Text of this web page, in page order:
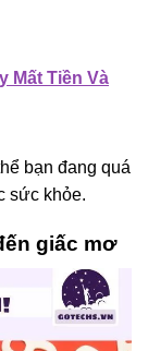
Mất Tiền Và
bạn đang quá
sức khỏe.
giấc mơ